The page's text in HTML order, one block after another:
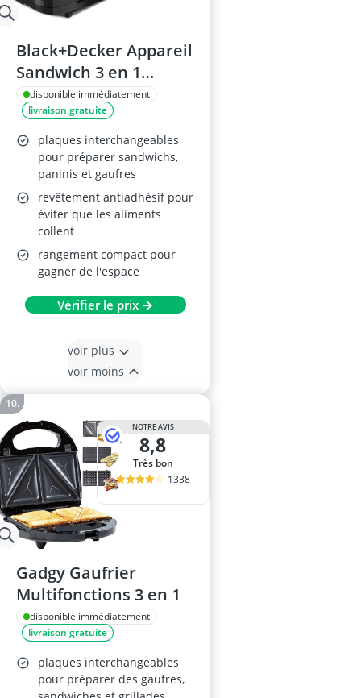
Black+Decker Appareil
Sandwich 3 en 1
BXSA754E
disponible immédiatement
livraison gratuite
plaques interchangeables
pour préparer sandwichs,
paninis et gaufres
revêtement antiadhésif pour
éviter que les aliments
collent
rangement compact pour
gagner de l'espace
Vérifier le prix →
voir plus
voir moins
NOTRE AVIS
8,8
Très bon
1338
Gadgy Gaufrier
Multifonctions 3 en 1
disponible immédiatement
livraison gratuite
plaques interchangeables
pour préparer des gaufres,